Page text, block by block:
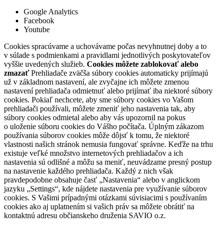
Google Analytics
Facebook
Youtube
Cookies spracúvame a uchovávame počas nevyhnutnej doby a to
v súlade s podmienkami a pravidlami jednotlivých poskytovateľov
vyššie uvedených služieb. Cookies môžete zablokovať alebo
zmazaťPrehliadače zväčša súbory cookies automaticky prijímajú
už v základnom nastavení, ale zvyčajne ich môžete zmenou
nastavení prehliadača odmietnuť alebo prijímať iba niektoré súbory
cookies. Pokiaľ nechcete, aby sme súbory cookies vo Vašom
prehliadači používali, môžete zmeniť jeho nastavenia tak, aby
súbory cookies odmietal alebo aby vás upozornil na pokus
o uloženie súboru cookies do Vášho počítača. Úplným zákazom
používania súborov cookies môže dôjsť k tomu, že niektoré
vlastnosti našich stránok nemusia fungovať správne. Keďže na trhu
existuje veľké množstvo internetových prehliadačov a ich
nastavenia sú odlišné a môžu sa meniť, neuvádzame presný postup
na nastavenie každého prehliadača. Každý z nich však
pravdepodobne obsahuje časť „Nastavenia“ alebo v anglickom
jazyku „Settings“, kde nájdete nastavenia pre využívanie súborov
cookies. S Vašimi prípadnými otázkami súvisiacimi s používaním
cookies ako aj uplatnením si vašich práv sa môžete obrátiť na
kontaktnú adresu občianskeho druženia SAVIO o.z.